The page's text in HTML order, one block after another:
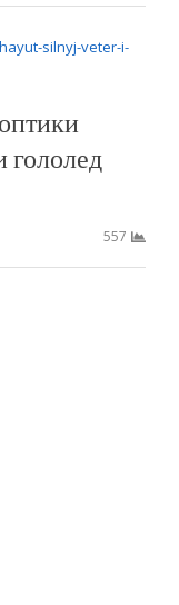
гололед
557